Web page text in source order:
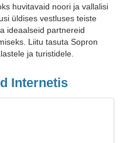
huvitavaid noori ja vallalisi
üldises vestluses teiste
ideaalseid partnereid
Liitu tasuta Sopron
ja turistidele.
Internetis